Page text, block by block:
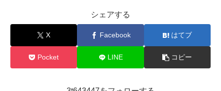
シェアする
X Facebook はてブ
Pocket LINE コピー